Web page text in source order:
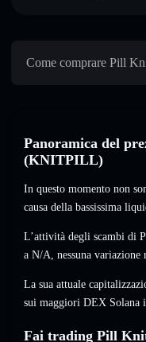
Come comprare Pill
Panoramica del
(KNITPILL)
In questo momento non
causa della bassissima
L’attività degli scambi
a N/A, nessuna variazione
La sua attuale
sui maggiori DEX Solana
Fai trading Pill